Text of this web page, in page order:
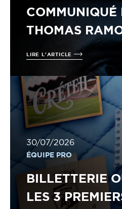
COMMUNIQUÉ
THOMAS
LIRE L'ARTICLE
30/07/2026
ÉQUIPE PRO
BILLETTERIE
LES 3